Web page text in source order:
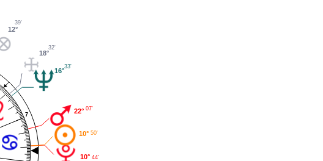
7
10° 44'
10° 50'
22° 07'
16°
33'
18°
32'
12°
39'